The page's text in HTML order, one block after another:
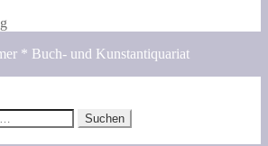
* Buch- und Kunstantiquariat
Suchen